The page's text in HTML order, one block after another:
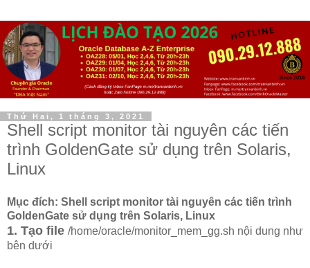
Thứ Hai, 1 tháng 3, 2021
Shell script monitor tài nguyên các tiến
trình GoldenGate sử dụng trên Solaris,
Linux
Mục đích: Shell script monitor tài nguyên các tiến trình
GoldenGate sử dụng trên Solaris, Linux
1. Tạo file /home/oracle/monitor_mem_gg.sh nội dung như
bên dưới